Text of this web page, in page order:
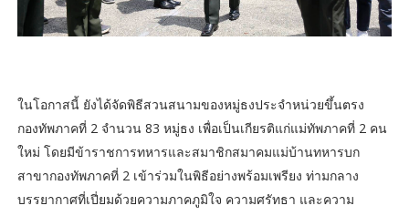
ในโอกาสนี้ ยังได้จัดพิธีสวนสนามของหมู่ธงประจำหน่วยขึ้นตรง
กองทัพภาคที่ 2 จำนวน 83 หมู่ธง เพื่อเป็นเกียรติแก่แม่ทัพภาคที่ 2 คน
ใหม่ โดยมีข้าราชการทหารและสมาชิกสมาคมแม่บ้านทหารบก
สาขากองทัพภาคที่ 2 เข้าร่วมในพิธีอย่างพร้อมเพรียง ท่ามกลาง
บรรยากาศที่เปี่ยมด้วยความภาคภูมิใจ ความศรัทธา และความ